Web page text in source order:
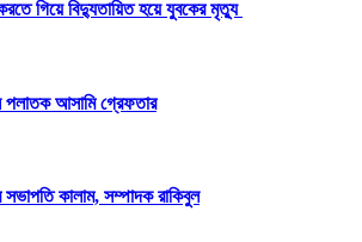
গিয়ে বিদ্যুতায়িত হয়ে যুবকের মৃত্যু
পলাতক আসামি গ্রেফতার
কালাম, সম্পাদক রাকিবুল